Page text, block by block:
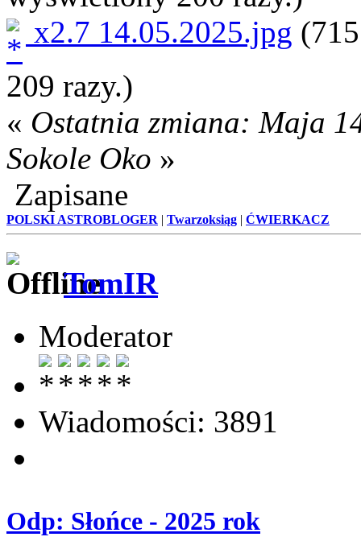
x2.7 14.05.2025.jpg
209 razy.)
« Ostatnia zmiana: Maja
Sokole Oko »
Zapisane
POLSKI ASTROBLOGER | Twarzoksiąg | ĆWIERKACZ
TomIR
Moderator
Wiadomości: 3891
Odp: Słońce - 2025 rok